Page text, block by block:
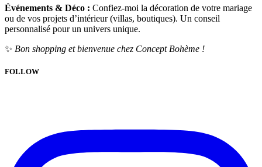
Événements & Déco : Confiez-moi la décoration de votre mariage
ou de vos projets d’intérieur (villas, boutiques). Un conseil
personnalisé pour un univers unique.
✨ Bon shopping et bienvenue chez Concept Bohème !
FOLLOW